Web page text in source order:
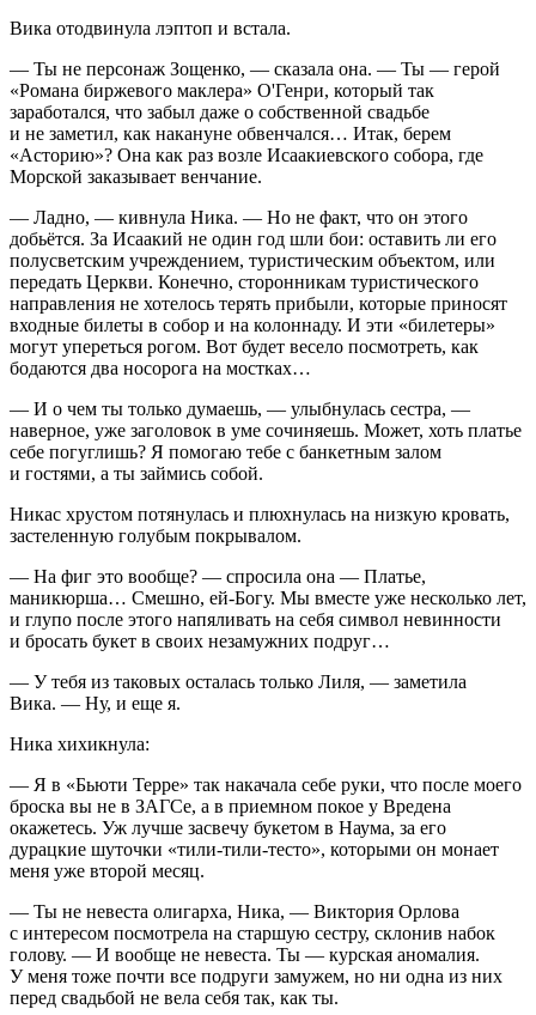
Вика отодвинула лэптоп и встала.
— Ты не персонаж Зощенко, — сказала она. — Ты — герой
«Романа биржевого маклера» О'Генри, который так
заработался, что забыл даже о собственной свадьбе
и не заметил, как накануне обвенчался… Итак, берем
«Асторию»? Она как раз возле Исаакиевского собора, где
Морской заказывает венчание.
— Ладно, — кивнула Ника. — Но не факт, что он этого
добьётся. За Исаакий не один год шли бои: оставить ли его
полусветским учреждением, туристическим объектом, или
передать Церкви. Конечно, сторонникам туристического
направления не хотелось терять прибыли, которые приносят
входные билеты в собор и на колоннаду. И эти «билетеры»
могут упереться рогом. Вот будет весело посмотреть, как
бодаются два носорога на мостках…
— И о чем ты только думаешь, — улыбнулась сестра, —
наверное, уже заголовок в уме сочиняешь. Может, хоть платье
себе погуглишь? Я помогаю тебе с банкетным залом
и гостями, а ты займись собой.
Никас хрустом потянулась и плюхнулась на низкую кровать,
застеленную голубым покрывалом.
— На фиг это вообще? — спросила она — Платье,
маникюрша… Смешно, ей-Богу. Мы вместе уже несколько лет,
и глупо после этого напяливать на себя символ невинности
и бросать букет в своих незамужних подруг…
— У тебя из таковых осталась только Лиля, — заметила
Вика. — Ну, и еще я.
Ника хихикнула:
— Я в «Бьюти Терре» так накачала себе руки, что после моего
броска вы не в ЗАГСе, а в приемном покое у Вредена
окажетесь. Уж лучше засвечу букетом в Наума, за его
дурацкие шуточки «тили-тили-тесто», которыми он монает
меня уже второй месяц.
— Ты не невеста олигарха, Ника, — Виктория Орлова
с интересом посмотрела на старшую сестру, склонив набок
голову. — И вообще не невеста. Ты — курская аномалия.
У меня тоже почти все подруги замужем, но ни одна из них
перед свадьбой не вела себя так, как ты.